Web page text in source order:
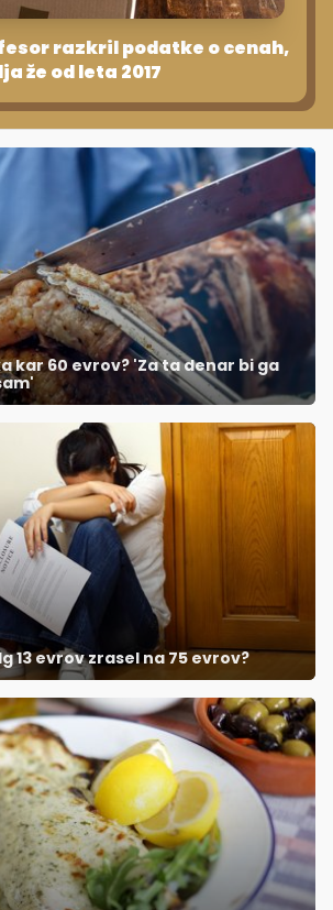
razkril podatke o cenah,
že od leta 2017
kar 60 evrov? 'Za ta denar bi ga
13 evrov zrasel na 75 evrov?